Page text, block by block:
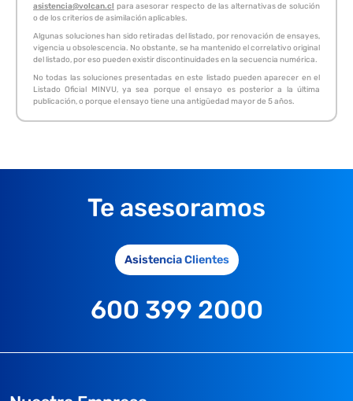
asistencia@volcan.cl para asesorar respecto de las alternativas de solución
o de los criterios de asimilación aplicables.
Algunas soluciones han sido retiradas del listado, por renovación de ensayes,
vigencia u obsolescencia. No obstante, se ha mantenido el correlativo original
del listado, por eso pueden existir discontinuidades en la secuencia numérica.
No todas las soluciones presentadas en este listado pueden aparecer en el
Listado Oficial MINVU, ya sea porque el ensayo es posterior a la última
publicación, o porque el ensayo tiene una antigüedad mayor de 5 años.
Te asesoramos
Asistencia Clientes
600 399 2000